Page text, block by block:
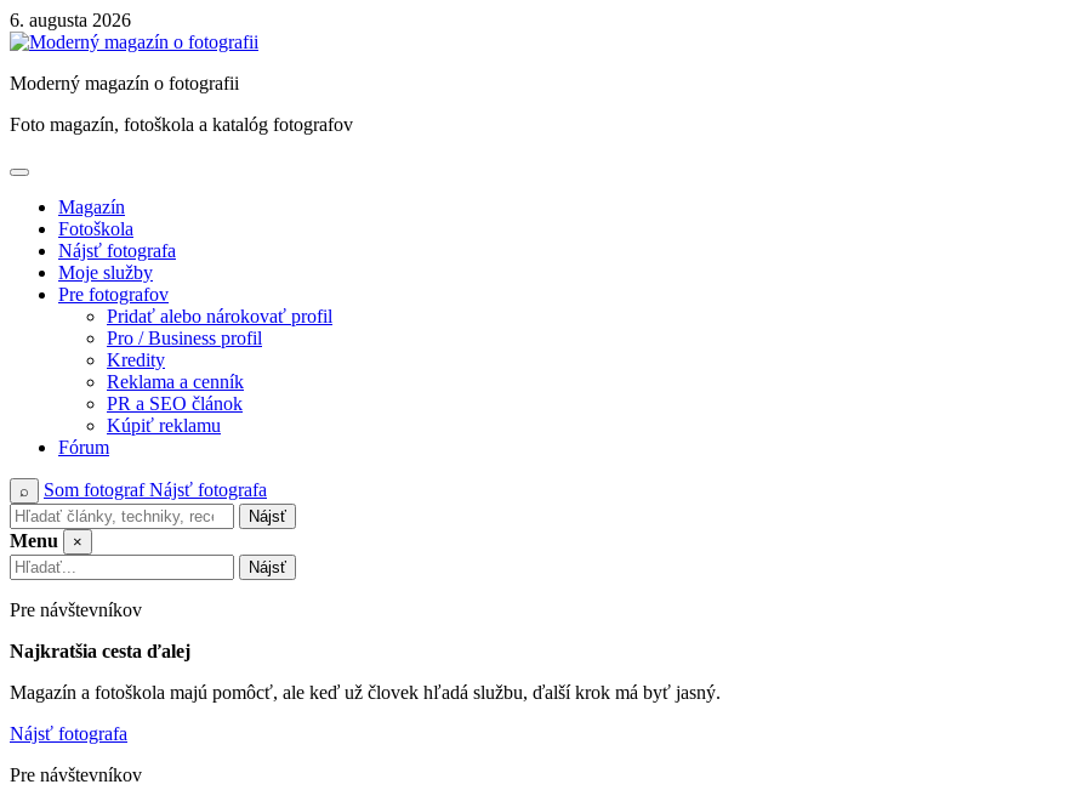
Skip
to
6. augusta 2026
Moderný magazín o fotografii
Foto magazín, fotoškola a katalóg fotografov
Magazín
Fotoškola
Nájsť fotografa
Moje služby
Pre fotografov
Pridať alebo nárokovať profil
Pro / Business profil
Kredity
Reklama a cenník
PR a SEO článok
Kúpiť reklamu
Fórum
⌕ Som fotografNájsť fotografa
Nájsť
Menu
×
Nájsť
Pre návštevníkov
Najkratšia cesta ďalej
Magazín a fotoškola majú pomôcť, ale keď už človek hľadá službu, ďalší krok má byť jasný.
Nájsť fotografa
Pre návštevníkov